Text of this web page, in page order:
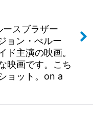
スブラザー
ョン・べルー
ド主演の映画。
映画です。こち
ョット。on a